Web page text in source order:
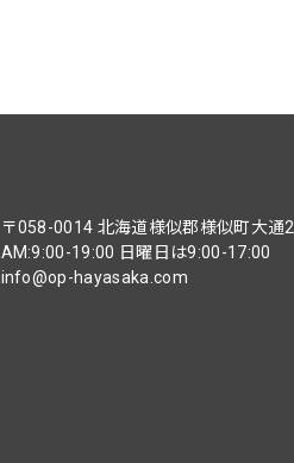
〒058-0014 北海道様似郡様似町大通
AM:9:00-19:00 日曜日は9:00-17:00
info@op-hayasaka.com